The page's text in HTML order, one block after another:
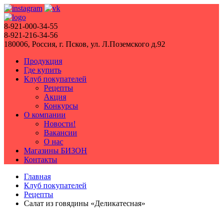
8-921-000-34-55
8-921-216-34-56
180006, Россия, г. Псков, ул. Л.Поземского д.92
Продукция
Где купить
Клуб покупателей
Рецепты
Акция
Конкурсы
О компании
Новости!
Вакансии
О нас
Магазины БИЗОН
Контакты
Главная
Клуб покупателей
Рецепты
Салат из говядины «Деликатесная»